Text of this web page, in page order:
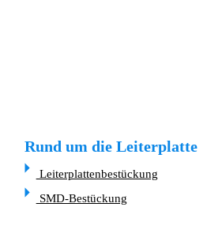
Rund um die Leiterplatte
Leiterplattenbestückung
SMD-Bestückung